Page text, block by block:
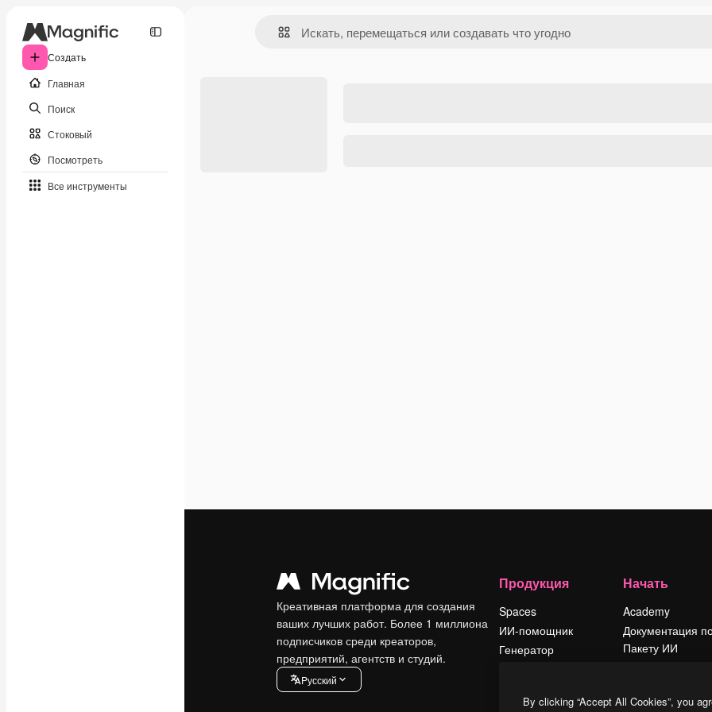
Создать
Главная
Поиск
Стоковый
Посмотреть
Все инструменты
Креативная платформа для создания
ваших лучших работ. Более 1 миллиона
подписчиков среди креаторов,
предприятий, агентств и студий.
Pусский
Продукция
Spaces
ИИ-помощник
Генератор
Начать
Academy
Документация
Пакету ИИ
Условия и
By clicking “Accept All Cookies”, you